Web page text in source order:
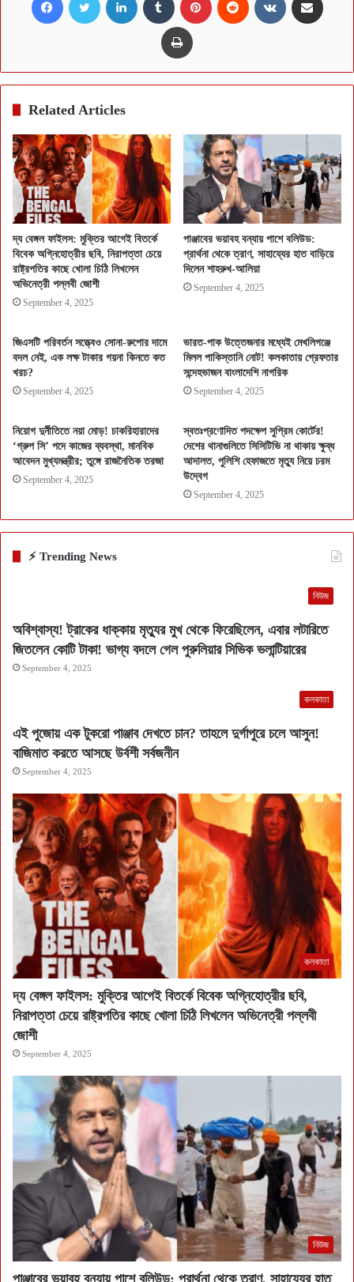
Print
Related Articles
দ্য বেঙ্গল ফাইলস: মুক্তির আগেই বিতর্কে
বিবেক অগ্নিহোত্রীর ছবি, নিরাপত্তা চেয়ে
রাষ্ট্রপতির কাছে খোলা চিঠি লিখলেন
অভিনেত্রী পল্লবী জোশী
September 4, 2025
পাঞ্জাবের ভয়াবহ বন্যায় পাশে বলিউড:
প্রার্থনা থেকে ত্রাণ, সাহায্যের হাত বাড়িয়ে
দিলেন শাহরুখ-আলিয়া
September 4, 2025
জিএসটি পরিবর্তন সত্ত্বেও সোনা-রুপোর দামে
বদল নেই, এক লক্ষ টাকার গয়না কিনতে কত
খরচ?
September 4, 2025
ভারত-পাক উত্তেজনার মধ্যেই মেখলিগঞ্জে
মিলল পাকিস্তানি নোট! কলকাতায় গ্রেফতার
সন্দেহভাজন বাংলাদেশি নাগরিক
September 4, 2025
নিয়োগ দুর্নীতিতে নয়া মোড়! চাকরিহারাদের
‘গ্রুপ সি’ পদে কাজের ব্যবস্থা, মানবিক
আবেদন মুখ্যমন্ত্রীর; তুঙ্গে রাজনৈতিক তরজা
September 4, 2025
স্বতঃপ্রণোদিত পদক্ষেপ সুপ্রিম কোর্টের!
দেশের থানাগুলিতে সিসিটিভি না থাকায় ক্ষুব্ধ
আদালত, পুলিশি হেফাজতে মৃত্যু নিয়ে চরম
উদ্বেগ
September 4, 2025
⚡ Trending News
নিউজ
অবিশ্বাস্য! ট্রাকের ধাক্কায় মৃত্যুর মুখ থেকে ফিরেছিলেন, এবার লটারিতে
জিতলেন কোটি টাকা! ভাগ্য বদলে গেল পুরুলিয়ার সিভিক ভলান্টিয়ারের
September 4, 2025
কলকাতা
এই পুজোয় এক টুকরো পাঞ্জাব দেখতে চান? তাহলে দুর্গাপুরে চলে আসুন!
বাজিমাত করতে আসছে উর্বশী সর্বজনীন
September 4, 2025
কলকাতা
দ্য বেঙ্গল ফাইলস: মুক্তির আগেই বিতর্কে বিবেক অগ্নিহোত্রীর ছবি,
নিরাপত্তা চেয়ে রাষ্ট্রপতির কাছে খোলা চিঠি লিখলেন অভিনেত্রী পল্লবী
জোশী
September 4, 2025
নিউজ